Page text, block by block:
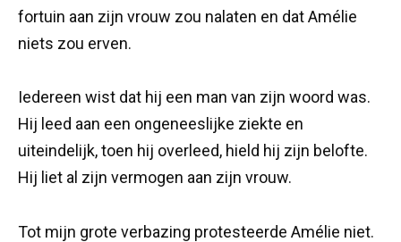
fortuin aan zijn vrouw zou nalaten en dat Amélie
niets zou erven.
Iedereen wist dat hij een man van zijn woord was.
Hij leed aan een ongeneeslijke ziekte en
uiteindelijk, toen hij overleed, hield hij zijn belofte.
Hij liet al zijn vermogen aan zijn vrouw.
Tot mijn grote verbazing protesteerde Amélie niet.